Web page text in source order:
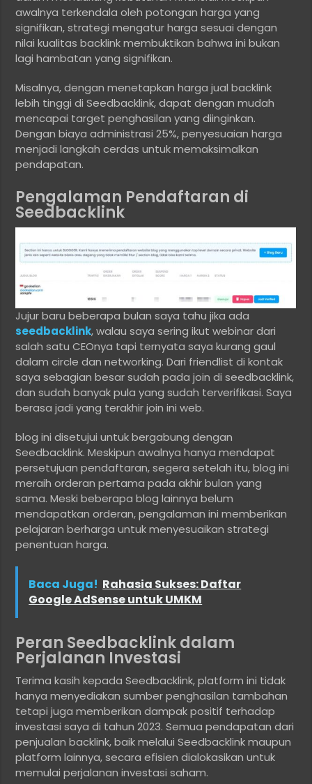
awalnya terkendala oleh potongan harga yang
signifikan, strategi mengatur harga sesuai dengan
nilai kualitas backlink membuktikan bahwa ini bukan
lagi hambatan yang signifikan.
Misalnya, dengan menetapkan harga jual backlink
lebih tinggi di Seedbacklink, dapat dengan mudah
mencapai target penghasilan yang diinginkan.
Dengan biaya administrasi 25%, penyesuaian harga
menjadi langkah cerdas untuk memaksimalkan
pendapatan.
Pengalaman Pendaftaran di
Seedbacklink
Jujur baru beberapa bulan saya tahu jika ada
seedbacklink, walau saya sering ikut webinar dari
salah satu CEOnya tapi ternyata saya kurang gaul
dalam circle dan networking. Dari friendlist di kontak
saya sebagian besar sudah pada join di seedbacklink,
dan sudah banyak pula yang sudah terverifikasi. Saya
berasa jadi yang terakhir join ini web.
blog ini disetujui untuk bergabung dengan
Seedbacklink. Meskipun awalnya hanya mendapat
persetujuan pendaftaran, segera setelah itu, blog ini
meraih orderan pertama pada akhir bulan yang
sama. Meski beberapa blog lainnya belum
mendapatkan orderan, pengalaman ini memberikan
pelajaran berharga untuk menyesuaikan strategi
penentuan harga.
Baca Juga! Rahasia Sukses: Daftar
Google AdSense untuk UMKM
Peran Seedbacklink dalam
Perjalanan Investasi
Terima kasih kepada Seedbacklink, platform ini tidak
hanya menyediakan sumber penghasilan tambahan
tetapi juga memberikan dampak positif terhadap
investasi saya di tahun 2023. Semua pendapatan dari
penjualan backlink, baik melalui Seedbacklink maupun
platform lainnya, secara efisien dialokasikan untuk
memulai perjalanan investasi saham.